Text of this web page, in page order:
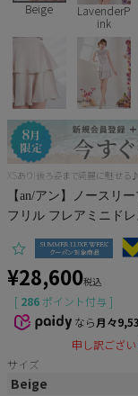
Pleaser
Beige
LavenderP
ink
XSあり!後ろ姿まで綺麗に魅せる♪
【an/アン】ノースリ
フリル フレアミニドレ
¥28,600税込
[ 286 ポイント付与 ]
なら月々
申し訳ござ
サイズ
Beige